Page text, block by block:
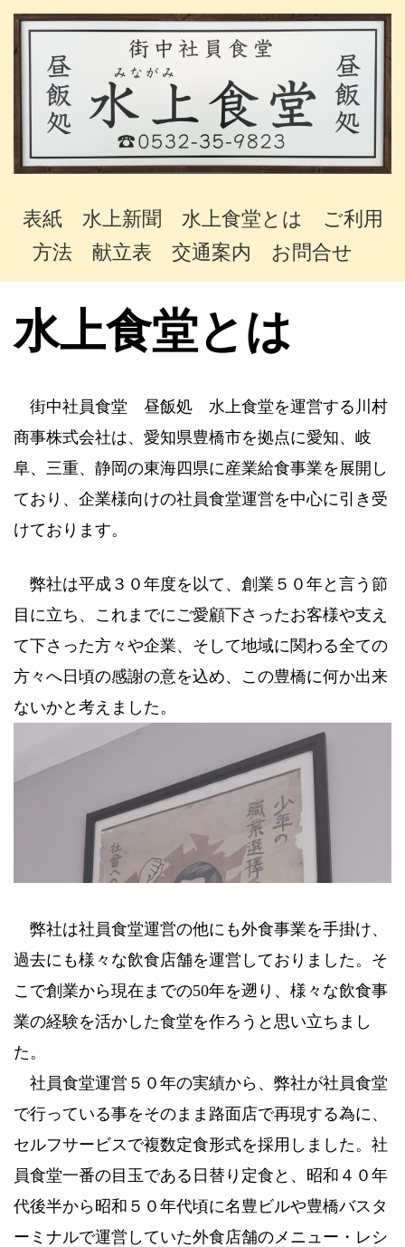
表紙 水上新聞 水上食堂とは
ご利用
方法
献立表 交通案内 お問合せ
水上食堂とは
街中社員食堂 昼飯処 水上食堂を運営する川村
商事株式会社は、愛知県豊橋市を拠点に愛知、岐
阜、三重、静岡の東海四県に産業給食事業を展開し
ており、企業様向けの社員食堂運営を中心に引き受
けております。
弊社は平成３０年度を以て、創業５０年と言う節
目に立ち、これまでにご愛顧下さったお客様や支え
て下さった方々や企業、そして地域に関わる全ての
方々へ日頃の感謝の意を込め、この豊橋に何か出来
ないかと考えました。
弊社は社員食堂運営の他にも外食事業を手掛け、
過去にも様々な飲食店舗を運営しておりました。そ
こで創業から現在までの50年を遡り、様々な飲食事
業の経験を活かした食堂を作ろうと思い立ちまし
た。
社員食堂運営５０年の実績から、弊社が社員食堂
で行っている事をそのまま路面店で再現する為に、
セルフサービスで複数定食形式を採用しました。社
員食堂一番の目玉である日替り定食と、昭和４０年
代後半から昭和５０年代頃に名豊ビルや豊橋バスタ
ーミナルで運営していた外食店舗のメニュー・レシ